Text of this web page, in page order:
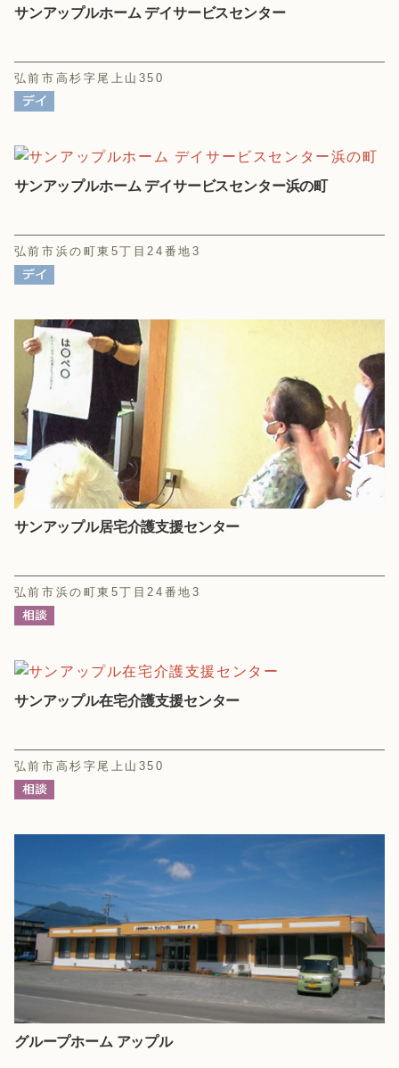
サンアップルホーム デイサービスセンター
弘前市高杉字尾上山350
サンアップルホーム デイサービスセンター浜の町
弘前市浜の町東5丁目24番地3
サンアップル居宅介護支援センター
弘前市浜の町東5丁目24番地3
サンアップル在宅介護支援センター
弘前市高杉字尾上山350
グループホーム アップル